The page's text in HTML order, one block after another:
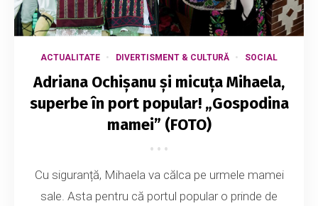
ACTUALITATE DIVERTISMENT & CULTURĂ SOCIAL
Adriana Ochișanu și micuța Mihaela,
superbe în port popular! „Gospodina
mamei” (FOTO)
Cu siguranță, Mihaela va călca pe urmele mamei
sale. Asta pentru că portul popular o prinde de